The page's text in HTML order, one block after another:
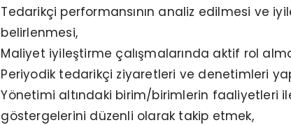
Tedarikçi performansının analiz edilmesi ve
belirlenmesi,
Maliyet iyileştirme çalışmalarında aktif rol
Periyodik tedarikçi ziyaretleri ve denetimleri
Yönetimi altındaki birim/birimlerin faaliyetleri
göstergelerini düzenli olarak takip etmek,